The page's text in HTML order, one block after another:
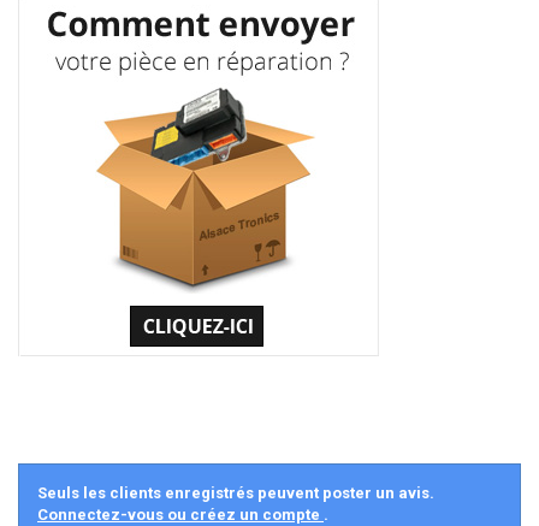
Seuls les clients enregistrés peuvent poster un avis.
Connectez-vous ou créez un compte .